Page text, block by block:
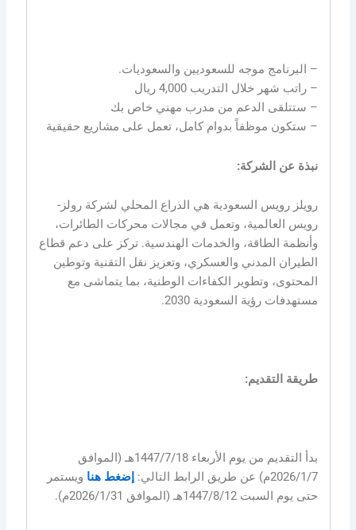
– البرنامج موجه للسعوديين والسعوديات.
– راتب شهر خلال التدريب 4,000 ريال
– ستتلقى الدعم من مدرب مهني خاص بك
– ستكون موظفاً بدوام كامل، تعمل على مشاريع حقيقية
نبذة عن الشركة:
رويلز رويس السعودية هي الذراع المحلي لشركة رولز-
رويس العالمية، وتعمل في مجالات محركات الطائرات،
وأنظمة الطاقة، والخدمات الهندسية. تركز على دعم قطاع
الطيران المدني والعسكري، وتعزيز نقل التقنية وتوطين
المحتوى، وتطوير الكفاءات الوطنية، بما يتماشى مع
مستهدفات رؤية السعودية 2030.
طريقة التقديم:
بدأ التقديم من يوم الأربعاء 1447/7/18هـ (الموافق
2026/1/7م) عن طريق الرابط التالي:
إضغط هنا ويستمر
حتى يوم السبت 1447/8/12هـ (الموافق 2026/1/31م).